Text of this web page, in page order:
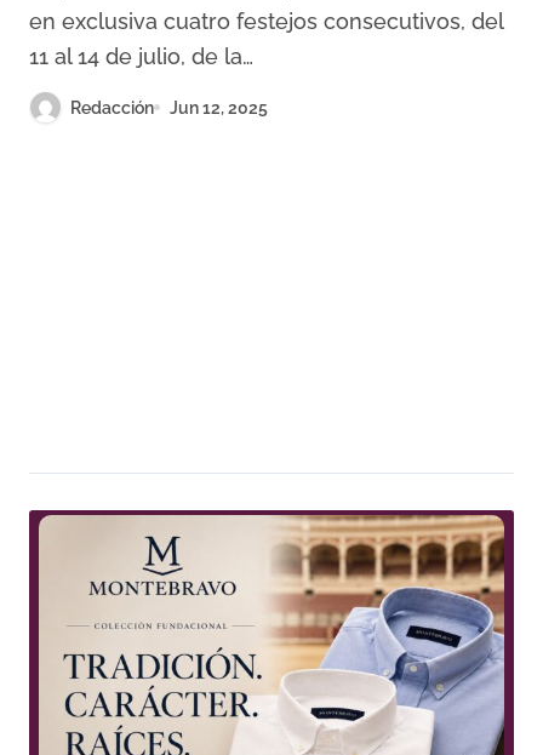
en exclusiva cuatro festejos consecutivos, del
11 al 14 de julio, de la…
Redacción Jun 12, 2025